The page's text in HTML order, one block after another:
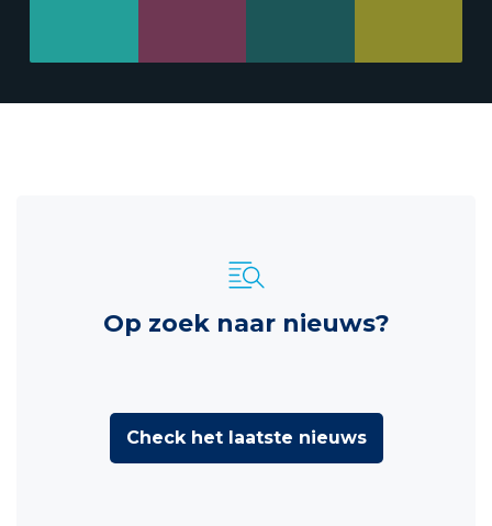
Op zoek naar nieuws?
Check het laatste nieuws